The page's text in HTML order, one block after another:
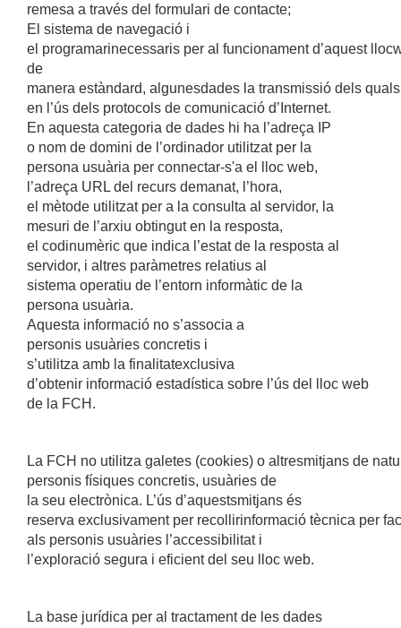
remesa a través del formulari de contacte;
El sistema de navegació i
el programarinecessaris per al funcionament d’aquest
de
manera estàndard, algunesdades la transmissió dels
en l’ús dels protocols de comunicació d’Internet.
En aquesta categoria de dades hi ha l’adreça IP
o nom de domini de l’ordinador utilitzat per la
persona usuària per connectar-s'a el lloc web,
l’adreça URL del recurs demanat, l’hora,
el mètode utilitzat per a la consulta al servidor, la
mesuri de l’arxiu obtingut en la resposta,
el codinumèric que indica l’estat de la resposta al
servidor, i altres paràmetres relatius al
sistema operatiu de l’entorn informàtic de la
persona usuària.
Aquesta informació no s’associa a
personis usuàries concretis i
s’utilitza amb la finalitatexclusiva
d’obtenir informació estadística sobre l’ús del lloc web
de la FCH.
La FCH no utilitza galetes (cookies) o altresmitjans de
personis físiques concretis, usuàries de
la seu electrònica. L’ús d’aquestsmitjans és
reserva exclusivament per recollirinformació tècnica per
als personis usuàries l’accessibilitat i
l’exploració segura i eficient del seu lloc web.
La base jurídica per al tractament de les dades